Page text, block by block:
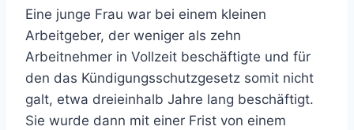
Eine junge Frau war bei einem kleinen
Arbeitgeber, der weniger als zehn
Arbeitnehmer in Vollzeit beschäftigte und für
den das Kündigungsschutzgesetz somit nicht
galt, etwa dreieinhalb Jahre lang beschäftigt.
Sie wurde dann mit einer Frist von einem